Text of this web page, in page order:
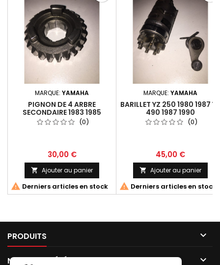
MARQUE: YAMAHA
PIGNON DE 4 ARBRE
SECONDAIRE 1983 1985
(0)
30,00 €
 Ajouter au panier
 Derniers articles en stock
MARQUE: YAMAHA
BARILLET YZ 250 1980 1987 YZ
490 1987 1990
(0)
45,00 €
 Ajouter au panier
 Derniers articles en stock
PRODUITS 
NOTRE SOCIÉTÉ 